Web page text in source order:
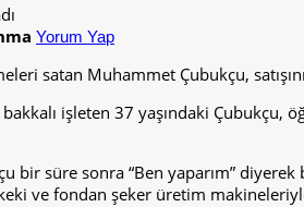
Yorum Yap
satan Muhammet Çubukçu,
işleten 37 yaşındaki Çubukçu,
bir süre sonra “Ben yaparım”
ve fondan şeker üretim